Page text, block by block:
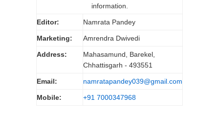
information.
Editor: Namrata Pandey
Marketing: Amrendra Dwivedi
Address:
Mahasamund, Barekel,
Chhattisgarh - 493551
Email: namratapandey039@gmail.com
Mobile: +91 7000347968